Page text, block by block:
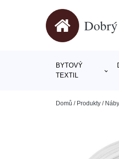
BYTOVÝ
TEXTIL
Domů / Produkty /